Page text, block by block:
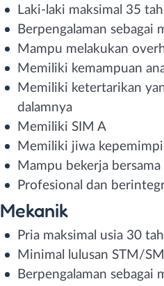
Laki-laki maksimal 35
Berpengalaman sebagai
Mampu melakukan
Memiliki kemampuan
Memiliki ketertarikan
dalamnya
Memiliki SIM A
Memiliki jiwa
Mampu bekerja
Profesional dan
Mekanik
Pria maksimal usia 30
Minimal lulusan STM/
Berpengalaman sebagai